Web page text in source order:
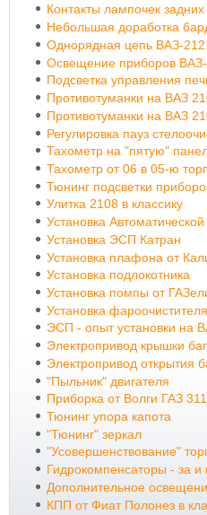
Контакты лампочек
Небольшая доработка
Однорядная цепь ВАЗ-
Освещение приборов
Подсветка управления
Противотуманки на ВАЗ
Противотуманки на ВАЗ
Регулировка пауз
Тахометр на "пятую"
Тахометр от 06 в 05-ю
Тюнинг подсветки
Улитка 2108 в классику
Установка
Установка ЭСП Катран
Установка плафона от
Установка подлокотника
Установка помпы от
Установка фароочистителя.
ЭСП - опыт установки на
Электропривод крышки
Электропривод открытия
"Пыльник" двигателя
Приборка от Волги ГАЗ
Тюнинг упора капота
"Тюнинг" зеркал
"Усовершенствование"
Гидрокомпенсаторы - за и
Дополнительное
КПП от Фиат Полонез в